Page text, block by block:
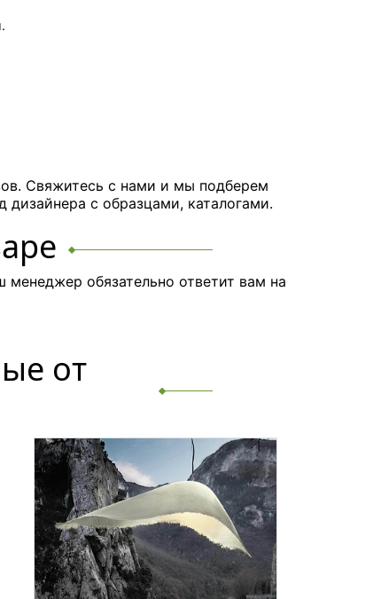
Свяжитесь с нами и мы подберем
с образцами, каталогами.
обязательно ответит вам на
от